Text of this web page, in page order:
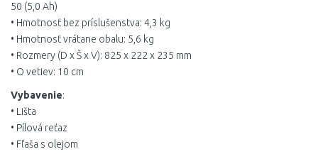
50 (5,0 Ah)
• Hmotnosť bez príslušenstva: 4,3 kg
• Hmotnosť vrátane obalu: 5,6 kg
• Rozmery (D x Š x V): 825 x 222 x 235 mm
• O vetiev: 10 cm
Vybavenie:
• Lišta
• Pílová reťaz
• Fľaša s olejom